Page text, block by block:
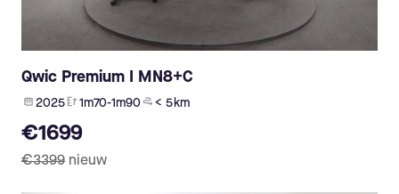
Qwic Premium I MN8+C
2025 1m70-1m90 < 5 km
€1699
€3399 nieuw